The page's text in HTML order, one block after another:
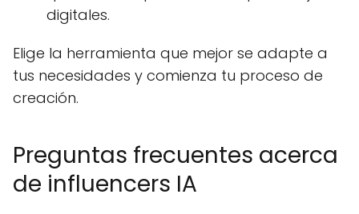
digitales.
Elige la herramienta que mejor se adapte a
tus necesidades y comienza tu proceso de
creación.
Preguntas frecuentes acerca
de influencers IA